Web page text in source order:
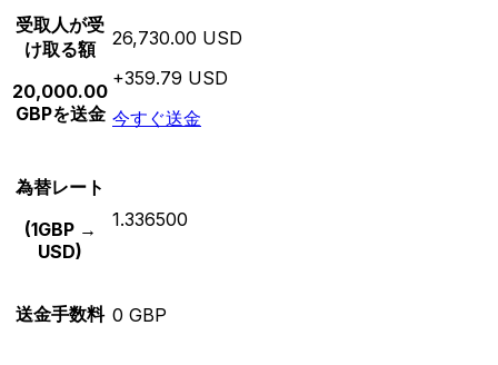
受取人が受
け取る額
20,000.00
GBPを送金
26,730.00 USD
+359.79 USD
今すぐ送金
為替レート
(1GBP →
USD)
1.336500
送金手数料 0 GBP